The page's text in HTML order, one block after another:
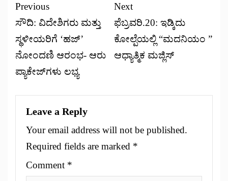
Previous
ಸೌದಿ: ವಿದೇಶಿಗರು ಮತ್ತು
ಸ್ಥಳೀಯರಿಗೆ ‘ಹಜ್’
ನೋಂದಣಿ ಆರಂಭ- ಆರು
ಪ್ಯಾಕೇಜ್‌ಗಳು ಲಭ್ಯ
Next
ಫೆಬ್ರವರಿ.20: ಇಡ್ಕಿದು
ಕೋಲ್ಪೆಯಲ್ಲಿ “ಮದನಿಯಂ ”
ಆಧ್ಯಾತ್ಮಿಕ ಮಜ್ಲಿಸ್
Leave a Reply
Your email address will not be published.
Required fields are marked *
Comment *